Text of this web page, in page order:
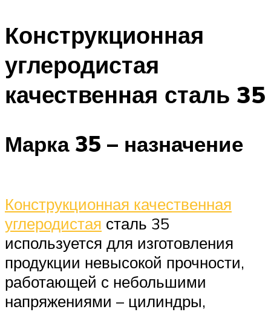
Конструкционная
углеродистая
качественная сталь 35
Марка 35 – назначение
Конструкционная качественная
углеродистая сталь 35
используется для изготовления
продукции невысокой прочности,
работающей с небольшими
напряжениями – цилиндры,